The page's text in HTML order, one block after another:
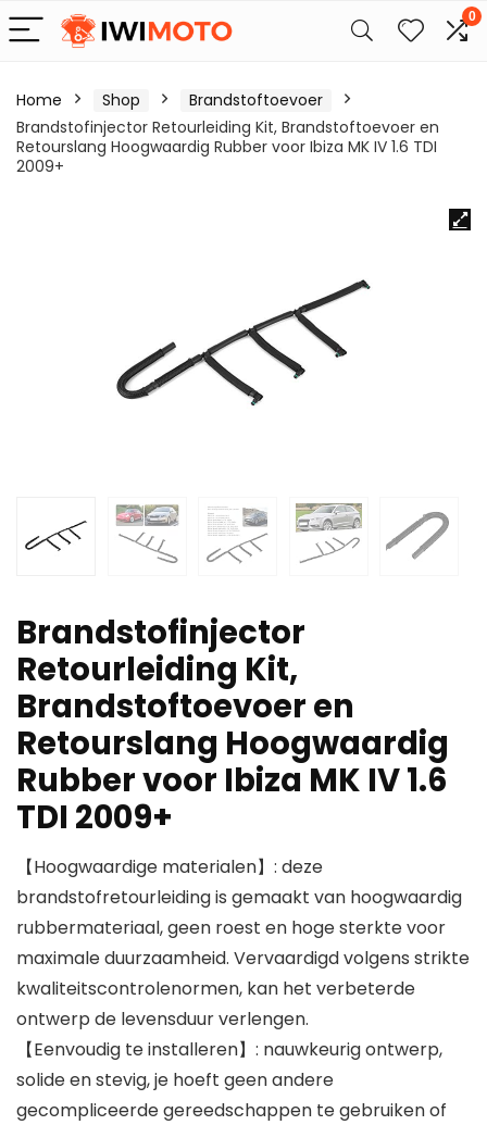
0
Home Shop
Brandstoftoevoer
Brandstofinjector Retourleiding Kit, Brandstoftoevoer en
Retourslang Hoogwaardig Rubber voor Ibiza MK IV 1.6 TDI
2009+
Brandstofinjector
Retourleiding Kit,
Brandstoftoevoer en
Retourslang Hoogwaardig
Rubber voor Ibiza MK IV 1.6
TDI 2009+
【Hoogwaardige materialen】: deze
brandstofretourleiding is gemaakt van hoogwaardig
rubbermateriaal, geen roest en hoge sterkte voor
maximale duurzaamheid. Vervaardigd volgens strikte
kwaliteitscontrolenormen, kan het verbeterde
ontwerp de levensduur verlengen.
【Eenvoudig te installeren】: nauwkeurig ontwerp,
solide en stevig, je hoeft geen andere
gecompliceerde gereedschappen te gebruiken of